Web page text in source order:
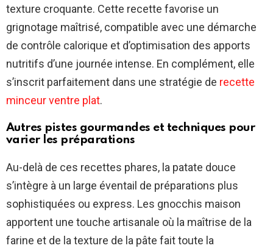
texture croquante. Cette recette favorise un
grignotage maîtrisé, compatible avec une démarche
de contrôle calorique et d’optimisation des apports
nutritifs d’une journée intense. En complément, elle
s’inscrit parfaitement dans une stratégie de recette
minceur ventre plat.
Autres pistes gourmandes et techniques pour
varier les préparations
Au-delà de ces recettes phares, la patate douce
s’intègre à un large éventail de préparations plus
sophistiquées ou express. Les gnocchis maison
apportent une touche artisanale où la maîtrise de la
farine et de la texture de la pâte fait toute la